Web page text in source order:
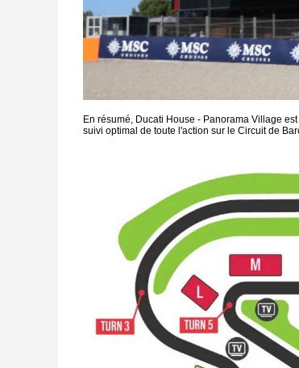
En résumé, Ducati House - Panorama Village
suivi optimal de toute l'action sur le Circuit de